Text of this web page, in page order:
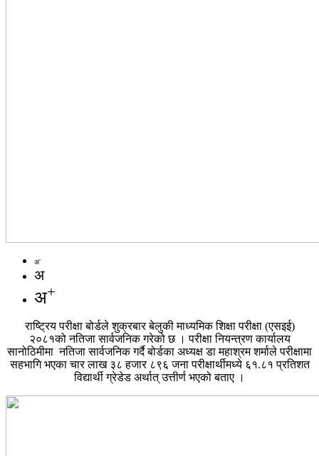
अ-
अ
अ+
राष्ट्रिय परीक्षा बोर्डले शुक्रबार बेलुकी माध्यमिक शिक्षा परीक्षा (एसइई)
२०८१को नतिजा सार्वजनिक गरेको छ । परीक्षा नियन्त्रण कार्यालय
सानोठिमीमा नतिजा सार्वजनिक गर्दै बोर्डका अध्यक्ष डा महाश्रम शर्माले परीक्षामा
सहभागि भएका चार लाख ३८ हजार ८९६ जना परीक्षार्थीमध्ये ६१.८१ प्रतिशत
विद्यार्थी ग्रेडेड अर्थात् उत्तीर्ण भएको बताए ।